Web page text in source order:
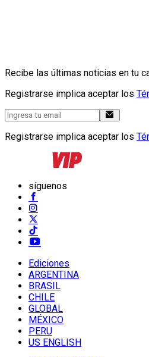
Recibe las últimas noticias en tu
Registrarse implica aceptar los
Registrarse implica aceptar los
síguenos
Ediciones
ARGENTINA
BRASIL
CHILE
GLOBAL
MÉXICO
PERU
US ENGLISH